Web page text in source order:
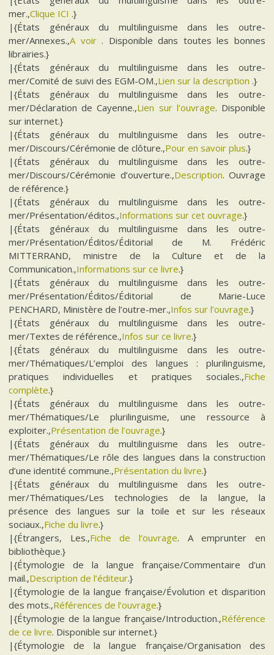
mer.,Clique ICI .}
|{États généraux du multilinguisme dans les outre-
mer/Annexes.,A voir . Disponible dans toutes les bonnes
librairies.}
|{États généraux du multilinguisme dans les outre-
mer/Comité de suivi des EGM-OM.,Lien sur la description .}
|{États généraux du multilinguisme dans les outre-
mer/Déclaration de Cayenne.,Lien sur l’ouvrage. Disponible
sur internet.}
|{États généraux du multilinguisme dans les outre-
mer/Discours/Cérémonie de clôture.,Pour en savoir plus.}
|{États généraux du multilinguisme dans les outre-
mer/Discours/Cérémonie d’ouverture.,Description. Ouvrage
de référence.}
|{États généraux du multilinguisme dans les outre-
mer/Présentation/éditos.,Informations sur cet ouvrage.}
|{États généraux du multilinguisme dans les outre-
mer/Présentation/Éditos/Éditorial de M. Frédéric
MITTERRAND, ministre de la Culture et de la
Communication.,Informations sur ce livre.}
|{États généraux du multilinguisme dans les outre-
mer/Présentation/Éditos/Éditorial de Marie-Luce
PENCHARD, Ministère de l’outre-mer.,Infos sur l’ouvrage.}
|{États généraux du multilinguisme dans les outre-
mer/Textes de référence.,Infos sur ce livre.}
|{États généraux du multilinguisme dans les outre-
mer/Thématiques/L’emploi des langues : plurilinguisme,
pratiques individuelles et pratiques sociales.,Fiche
complète.}
|{États généraux du multilinguisme dans les outre-
mer/Thématiques/Le plurilinguisme, une ressource à
exploiter.,Présentation de l’ouvrage.}
|{États généraux du multilinguisme dans les outre-
mer/Thématiques/Le rôle des langues dans la construction
d’une identité commune.,Présentation du livre.}
|{États généraux du multilinguisme dans les outre-
mer/Thématiques/Les technologies de la langue, la
présence des langues sur la toile et sur les réseaux
sociaux.,Fiche du livre.}
|{Étrangers, Les.,Fiche de l’ouvrage. A emprunter en
bibliothèque.}
|{Étymologie de la langue française/Commentaire d’un
mail.,Description de l’éditeur.}
|{Étymologie de la langue française/Évolution et disparition
des mots.,Références de l’ouvrage.}
|{Étymologie de la langue française/Introduction.,Référence
de ce livre. Disponible sur internet.}
|{Étymologie de la langue française/Organisation des